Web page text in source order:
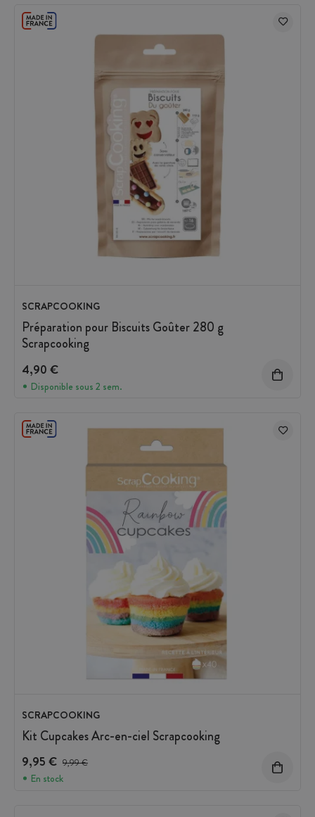
SCRAPCOOKING
Préparation pour Biscuits Goûter 280 g
Scrapcooking
4,90 €
Disponible sous 2 sem.
SCRAPCOOKING
Kit Cupcakes Arc-en-ciel Scrapcooking
9,95 € Prix avant réduction :
9,99 €
En stock